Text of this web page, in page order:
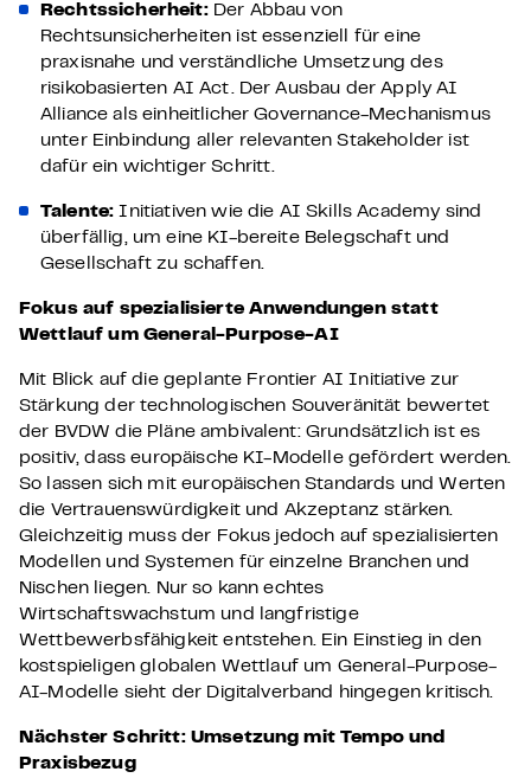
Rechtssicherheit:Der Abbau von
Rechtsunsicherheiten ist essenziell für eine
praxisnahe und verständliche Umsetzung des
risikobasierten AI Act. Der Ausbau der Apply AI
Alliance als einheitlicher Governance-Mechanismus
unter Einbindung aller relevanten Stakeholder ist
dafür ein wichtiger Schritt.
Talente: Initiativen wie die AI Skills Academy sind
überfällig, um eine KI-bereite Belegschaft und
Gesellschaft zu schaffen.
Fokus auf spezialisierte Anwendungen statt
Wettlauf um General-Purpose-AI
Mit Blick auf die geplante Frontier AI Initiative zur
Stärkung der technologischen Souveränität bewertet
der BVDW die Pläne ambivalent: Grundsätzlich ist es
positiv, dass europäische KI-Modelle gefördert werden.
So lassen sich mit europäischen Standards und Werten
die Vertrauenswürdigkeit und Akzeptanz stärken.
Gleichzeitig muss der Fokus jedoch auf spezialisierten
Modellen und Systemen für einzelne Branchen und
Nischen liegen. Nur so kann echtes
Wirtschaftswachstum und langfristige
Wettbewerbsfähigkeit entstehen. Ein Einstieg in den
kostspieligen globalen Wettlauf um General-Purpose-
AI-Modelle sieht der Digitalverband hingegen kritisch.
Nächster Schritt: Umsetzung mit Tempo und
Praxisbezug